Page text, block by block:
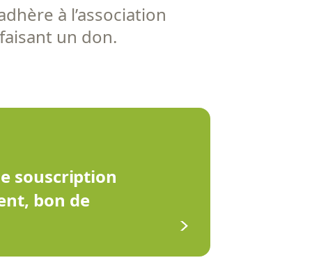
à l’association
un don.
souscription
bon de